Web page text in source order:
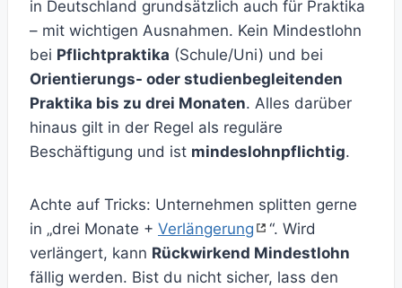
in Deutschland grundsätzlich auch für Praktika
– mit wichtigen Ausnahmen. Kein Mindestlohn
bei Pflichtpraktika (Schule/Uni) und bei
Orientierungs- oder studienbegleitenden
Praktika bis zu drei Monaten. Alles darüber
hinaus gilt in der Regel als reguläre
Beschäftigung und ist mindeslohnpflichtig.
Achte auf Tricks: Unternehmen splitten gerne
in „drei Monate + Verlängerung
“. Wird
verlängert, kann Rückwirkend Mindestlohn
fällig werden. Bist du nicht sicher, lass den